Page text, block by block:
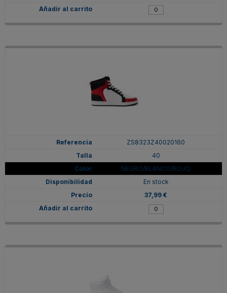
ZS8323Z40020160
40
NEGRO/BLANCO/ROJO
En stock
37,99 €